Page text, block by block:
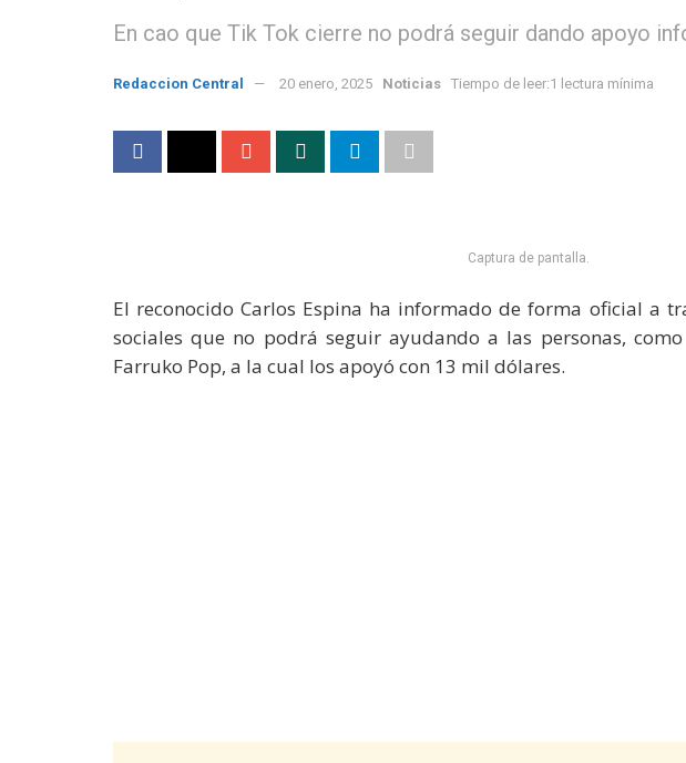
En cao que Tik Tok cierre no podrá seguir dando apoyo
Redaccion Central 20 enero, 2025 Noticias Tiempo de leer:1 lectura mínima
Captura de pantalla.
El reconocido Carlos Espina ha informado de forma oficial a
sociales que no podrá seguir ayudando a las personas,
Farruko Pop, a la cual los apoyó con 13 mil dólares.